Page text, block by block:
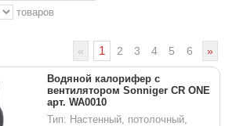
товаров
« 1 2 3 4 5 6 »
Водяной калорифер с
вентилятором Sonniger CR ONE
арт. WA0010
Тип: Настенный, потолочный,